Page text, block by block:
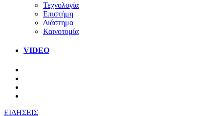
Τεχνολογία
Επιστήμη
Διάστημα
Καινοτομία
VIDEO
ΕΙΔΗΣΕΙΣ